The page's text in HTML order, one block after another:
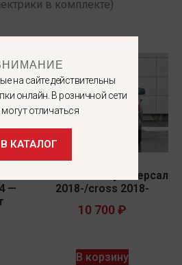
в комплекте)
—
LADA GRANTA универсал
2018-/cross 2018-
10 700 ₽
В корзину
на сайте действительны
онлайн. В розничной сети
отличаться
В КАТАЛОГ